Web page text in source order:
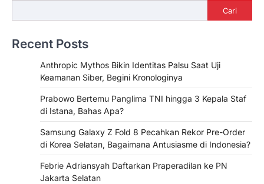
Cari
Recent Posts
Anthropic Mythos Bikin Identitas Palsu Saat Uji
Keamanan Siber, Begini Kronologinya
Prabowo Bertemu Panglima TNI hingga 3 Kepala Staf
di Istana, Bahas Apa?
Samsung Galaxy Z Fold 8 Pecahkan Rekor Pre-Order
di Korea Selatan, Bagaimana Antusiasme di Indonesia?
Febrie Adriansyah Daftarkan Praperadilan ke PN
Jakarta Selatan